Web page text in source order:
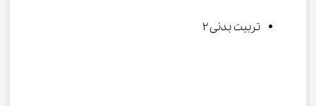
تربیت بدنی ۲